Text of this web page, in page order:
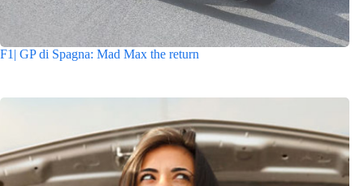
F1| GP di Spagna: Mad Max the return